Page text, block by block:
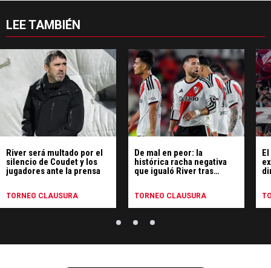
LEE TAMBIÉN
River será multado por el
silencio de Coudet y los
jugadores ante la prensa
TORNEO CLAUSURA
De mal en peor: la
histórica racha negativa
que igualó River tras
TORNEO CLAUSURA